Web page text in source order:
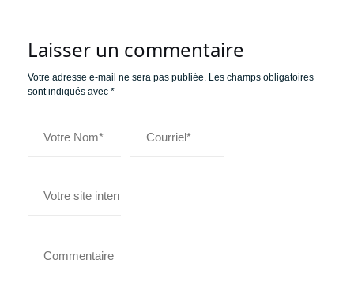
Laisser un commentaire
Votre adresse e-mail ne sera pas publiée. Les champs obligatoires
sont indiqués avec *